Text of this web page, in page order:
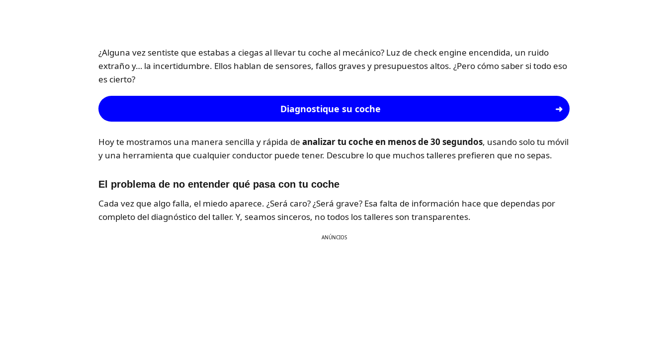
¿Alguna vez sentiste que estabas a ciegas al llevar tu coche al mecánico? Luz de check engine encendida, un ruido
extraño y… la incertidumbre. Ellos hablan de sensores, fallos graves y presupuestos altos. ¿Pero cómo saber si todo eso
es cierto?
Diagnostique su coche
Hoy te mostramos una manera sencilla y rápida de analizar tu coche en menos de 30 segundos, usando solo tu móvil
y una herramienta que cualquier conductor puede tener. Descubre lo que muchos talleres prefieren que no sepas.
El problema de no entender qué pasa con tu coche
Cada vez que algo falla, el miedo aparece. ¿Será caro? ¿Será grave? Esa falta de información hace que dependas por
completo del diagnóstico del taller. Y, seamos sinceros, no todos los talleres son transparentes.
ANÚNCIOS